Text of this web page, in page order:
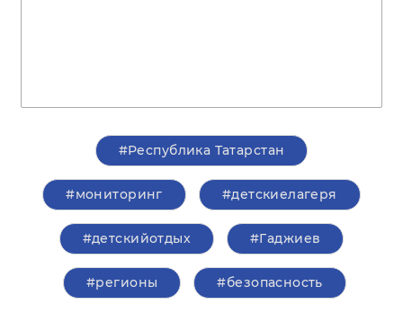
#Республика Татарстан
#мониторинг #детскиелагеря
#детскийотдых #Гаджиев
#регионы #безопасность